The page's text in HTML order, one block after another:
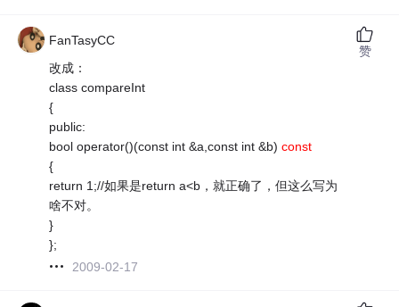
FanTasyCC
改成：
class compareInt
{
public:
bool operator()(const int &a,const int &b)const
{
return 1;//如果是return a<b，就正确了，但这么写为
啥不对。
}
};
2009-02-17
赞